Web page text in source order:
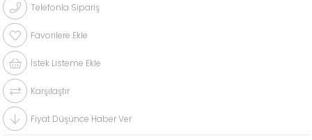
Telefonla Sipariş
Favorilere Ekle
İstek Listeme Ekle
Karşılaştır
Fiyat Düşünce Haber Ver